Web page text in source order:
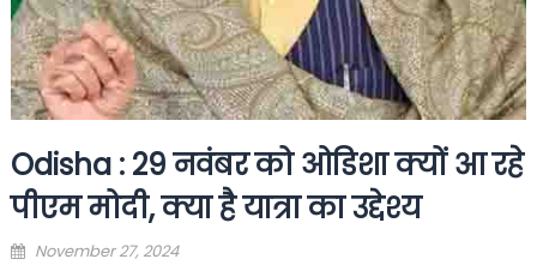
Odisha : 29 नवंबर को ओडिशा क्यों आ रहे
पीएम मोदी, क्या है यात्रा का उद्देश्य
Posted
November 27, 2024